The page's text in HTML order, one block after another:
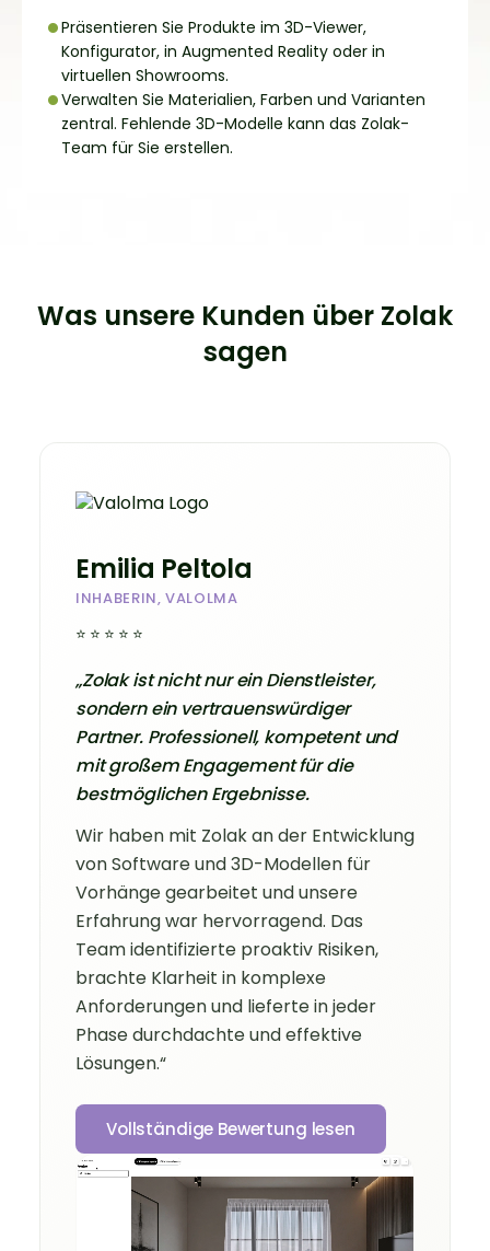
Präsentieren Sie Produkte im 3D-Viewer,
Konfigurator, in Augmented Reality oder in
virtuellen Showrooms.
Verwalten Sie Materialien, Farben und Varianten
zentral. Fehlende 3D-Modelle kann das Zolak-
Team für Sie erstellen.
Was unsere Kunden über Zolak
sagen
Emilia Peltola
INHABERIN, VALOLMA
⭐⭐⭐⭐⭐
„Zolak ist nicht nur ein Dienstleister,
sondern ein vertrauenswürdiger
Partner. Professionell, kompetent und
mit großem Engagement für die
bestmöglichen Ergebnisse.
Wir haben mit Zolak an der Entwicklung
von Software und 3D-Modellen für
Vorhänge gearbeitet und unsere
Erfahrung war hervorragend. Das
Team identifizierte proaktiv Risiken,
brachte Klarheit in komplexe
Anforderungen und lieferte in jeder
Phase durchdachte und effektive
Lösungen.“
Vollständige Bewertung lesen